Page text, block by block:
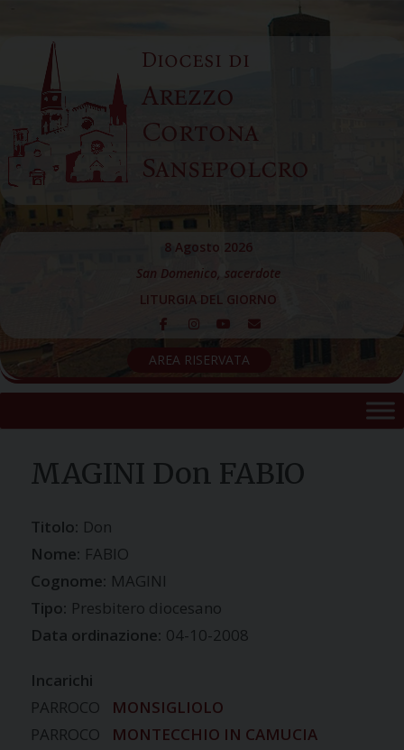
content
Diocesi di
Arezzo
Cortona
Sansepolcro
8 Agosto 2026
San Domenico, sacerdote
LITURGIA DEL GIORNO
AREA RISERVATA
MAGINI Don FABIO
Titolo: Don
Nome: FABIO
Cognome: MAGINI
Tipo: Presbitero diocesano
Data ordinazione: 04-10-2008
Incarichi
PARROCO
MONSIGLIOLO
PARROCO
MONTECCHIO IN CAMUCIA